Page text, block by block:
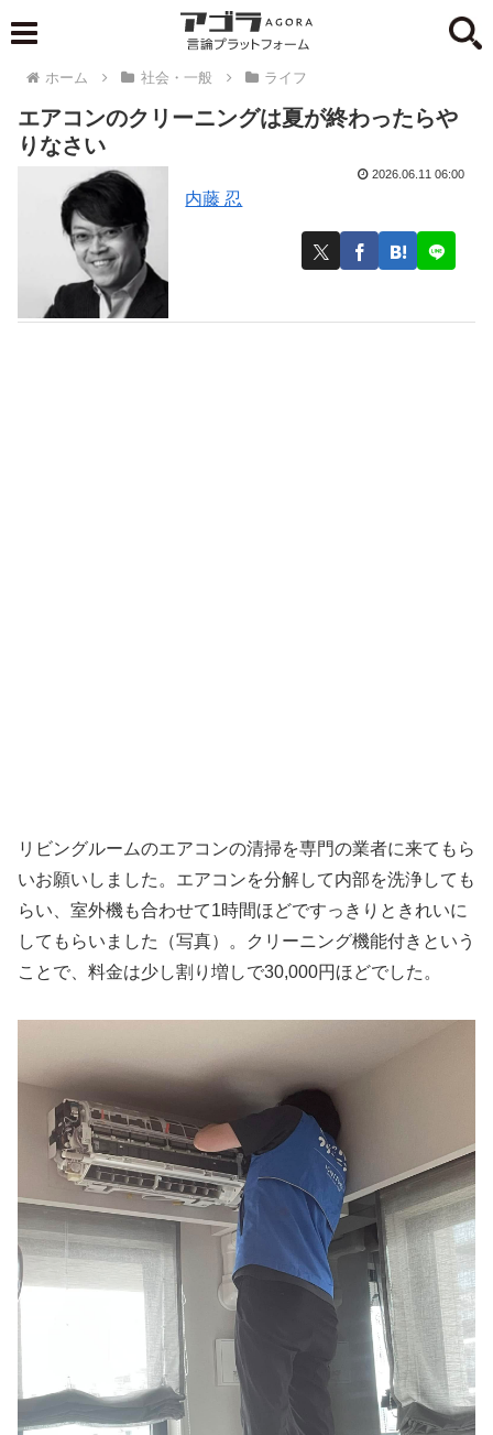
ホーム 社会・一般 ライフ
エアコンのクリーニングは夏が終わったらや
りなさい
内藤 忍
2026.06.11 06:00
リビングルームのエアコンの清掃を専門の業者に来てもら
いお願いしました。エアコンを分解して内部を洗浄しても
らい、室外機も合わせて1時間ほどですっきりときれいに
してもらいました（写真）。クリーニング機能付きという
ことで、料金は少し割り増しで30,000円ほどでした。